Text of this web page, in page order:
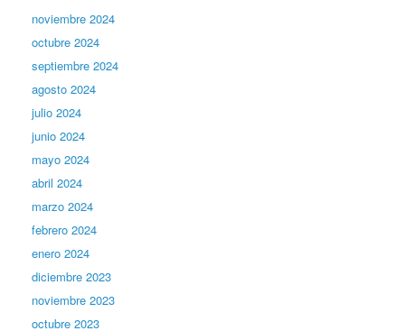
noviembre 2024
octubre 2024
septiembre 2024
agosto 2024
julio 2024
junio 2024
mayo 2024
abril 2024
marzo 2024
febrero 2024
enero 2024
diciembre 2023
noviembre 2023
octubre 2023